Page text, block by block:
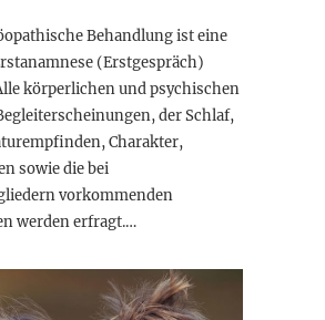
Behandlung ist eine
(Erstgespräch)
körperlichen und psychischen
der Schlaf,
Charakter,
sowie die bei
vorkommenden
werden erfragt.…